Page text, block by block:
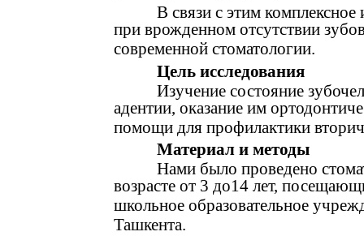
В связи с этим комплексное
при врожденном отсутствии
современной стоматологии.
Цель исследования
Изучение состояние
адентии, оказание им
помощи для профилактики
Материал и методы
Нами было проведено
возрасте от 3 до14 лет,
школьное образовательное
Ташкента.